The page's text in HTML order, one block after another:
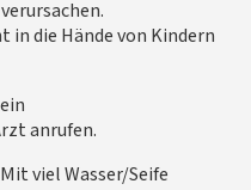
in die Hände von Kindern
anrufen.
viel Wasser/Seife